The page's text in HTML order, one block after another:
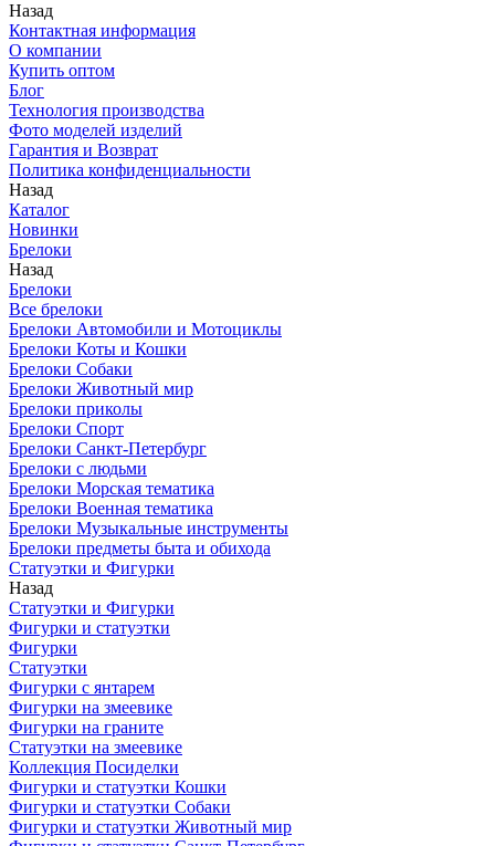
Назад
Контактная информация
О компании
Купить оптом
Блог
Технология производства
Фото моделей изделий
Гарантия и Возврат
Политика конфиденциальности
Назад
Каталог
Новинки
Брелоки
Назад
Брелоки
Все брелоки
Брелоки Автомобили и Мотоциклы
Брелоки Коты и Кошки
Брелоки Собаки
Брелоки Животный мир
Брелоки приколы
Брелоки Спорт
Брелоки Санкт-Петербург
Брелоки с людьми
Брелоки Морская тематика
Брелоки Военная тематика
Брелоки Музыкальные инструменты
Брелоки предметы быта и обихода
Статуэтки и Фигурки
Назад
Статуэтки и Фигурки
Фигурки и статуэтки
Фигурки
Статуэтки
Фигурки с янтарем
Фигурки на змеевике
Фигурки на граните
Статуэтки на змеевике
Коллекция Посиделки
Фигурки и статуэтки Кошки
Фигурки и статуэтки Собаки
Фигурки и статуэтки Животный мир